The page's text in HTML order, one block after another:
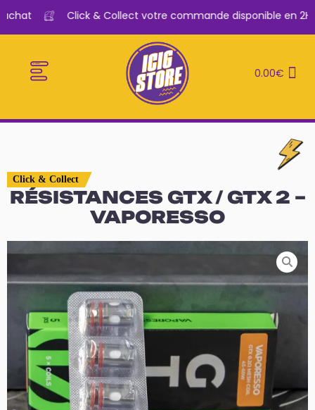
Click & Collect votre commande disponible en 2H
0.00€
Click & Collect
RÉSISTANCES GTX / GTX 2 –
VAPORESSO